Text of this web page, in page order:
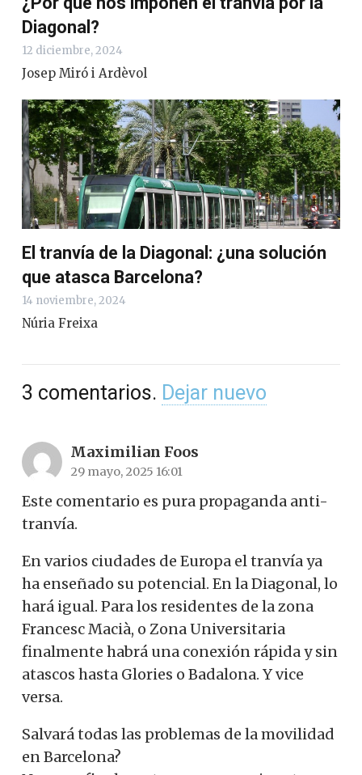
Diagonal?
12 diciembre, 2024
Josep Miró i Ardèvol
El tranvía de la Diagonal: ¿una solución
que atasca Barcelona?
14 noviembre, 2024
Núria Freixa
3 comentarios. Dejar nuevo
Maximilian Foos
29 mayo, 2025 16:01
Este comentario es pura propaganda anti-
tranvía.
En varios ciudades de Europa el tranvía ya
ha enseñado su potencial. En la Diagonal, lo
hará igual. Para los residentes de la zona
Francesc Macià, o Zona Universitaria
finalmente habrá una conexión rápida y sin
atascos hasta Glories o Badalona. Y vice
versa.
Salvará todas las problemas de la movilidad
en Barcelona?